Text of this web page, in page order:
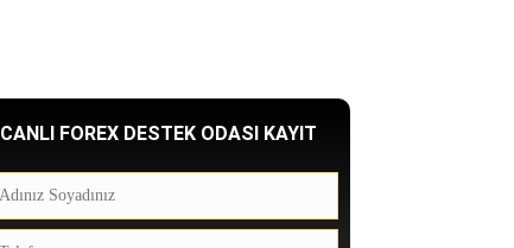
CANLI FOREX DESTEK ODASI KAYIT